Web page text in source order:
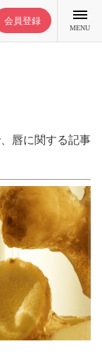
会員登録
MENU
唇に関する記事